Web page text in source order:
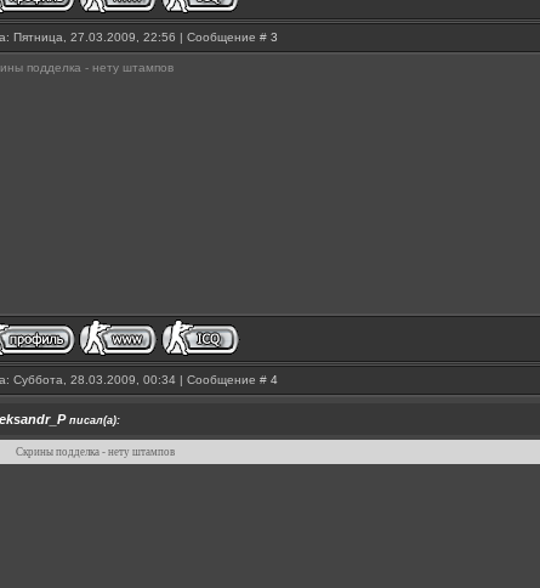
Пятница, 27.03.2009, 22:56 | Сообщение # 3
подделка - нету штампов
Суббота, 28.03.2009, 00:34 | Сообщение # 4
писал(а):
Скрины подделка - нету штампов